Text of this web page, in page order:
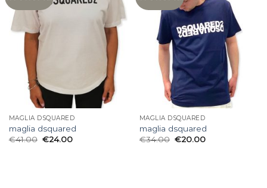
MAGLIA DSQUARED
maglia dsquared
€41.00 €24.00
MAGLIA DSQUARED
maglia dsquared
€34.00 €20.00